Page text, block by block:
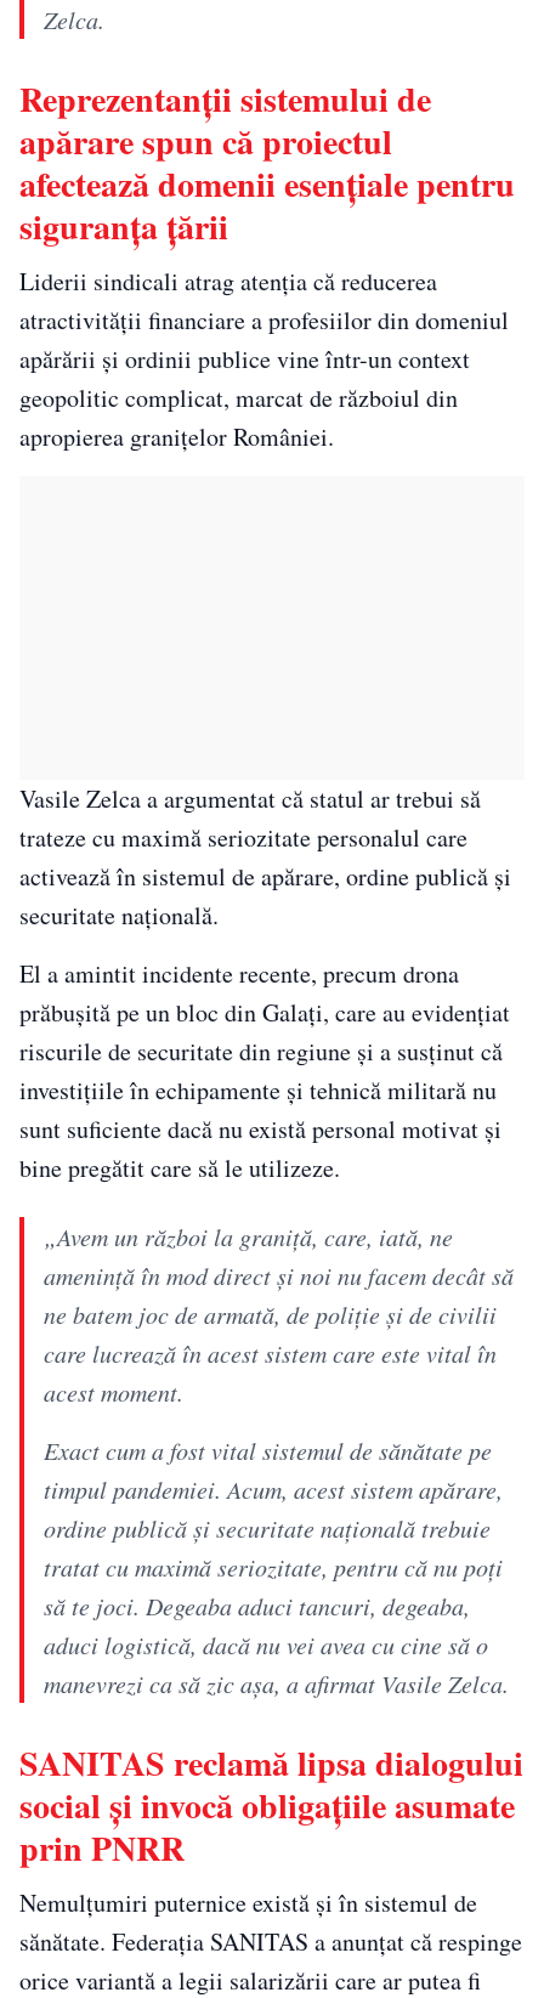
Zelca.
Reprezentanții sistemului de
apărare spun că proiectul
afectează domenii esențiale pentru
siguranța țării
Liderii sindicali atrag atenția că reducerea
atractivității financiare a profesiilor din domeniul
apărării și ordinii publice vine într-un context
geopolitic complicat, marcat de războiul din
apropierea granițelor României.
Vasile Zelca a argumentat că statul ar trebui să
trateze cu maximă seriozitate personalul care
activează în sistemul de apărare, ordine publică și
securitate națională.
El a amintit incidente recente, precum drona
prăbușită pe un bloc din Galați, care au evidențiat
riscurile de securitate din regiune și a susținut că
investițiile în echipamente și tehnică militară nu
sunt suficiente dacă nu există personal motivat și
bine pregătit care să le utilizeze.
„Avem un război la graniță, care, iată, ne
amenință în mod direct și noi nu facem decât să
ne batem joc de armată, de poliție și de civilii
care lucrează în acest sistem care este vital în
acest moment.
Exact cum a fost vital sistemul de sănătate pe
timpul pandemiei. Acum, acest sistem apărare,
ordine publică și securitate națională trebuie
tratat cu maximă seriozitate, pentru că nu poți
să te joci. Degeaba aduci tancuri, degeaba,
aduci logistică, dacă nu vei avea cu cine să o
manevrezi ca să zic așa, a afirmat Vasile Zelca.
SANITAS reclamă lipsa dialogului
social și invocă obligațiile asumate
prin PNRR
Nemulțumiri puternice există și în sistemul de
sănătate. Federația SANITAS a anunțat că respinge
orice variantă a legii salarizării care ar putea fi